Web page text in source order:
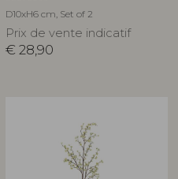
D10xH6 cm, Set of 2
Prix de vente indicatif
€ 28,90